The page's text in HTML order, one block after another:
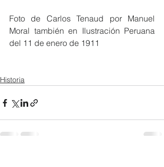
Foto de Carlos Tenaud por Manuel
Moral también en Ilustración Peruana
del 11 de enero de 1911
Historia